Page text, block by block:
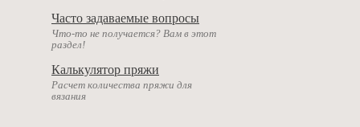
Часто задаваемые вопросы
Что-то не получается? Вам в этот
раздел!
Калькулятор пряжи
Расчет количества пряжи для
вязания